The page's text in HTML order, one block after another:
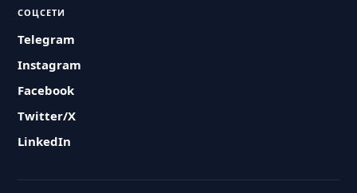
СОЦСЕТИ
Telegram
Instagram
Facebook
Twitter/X
LinkedIn